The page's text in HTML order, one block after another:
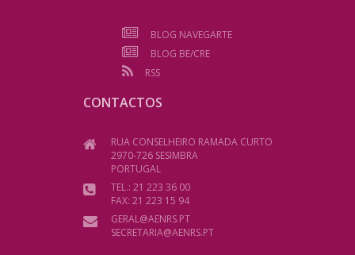
BLOG NAVEGARTE
BLOG BE/CRE
RSS
CONTACTOS
RUA CONSELHEIRO RAMADA CURTO
2970-726 SESIMBRA
PORTUGAL
TEL.: 21 223 36 00
FAX: 21 223 15 94
GERAL@AENRS.PT
SECRETARIA@AENRS.PT